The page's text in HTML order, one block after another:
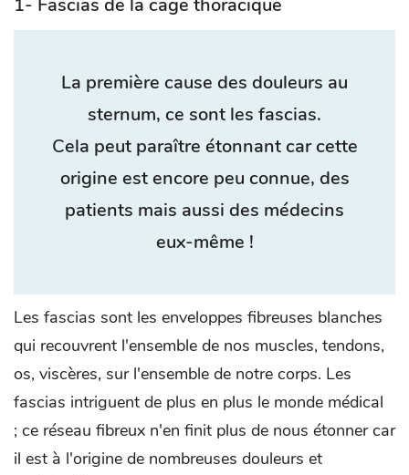
1- Fascias de la cage thoracique
La première cause des douleurs au
sternum, ce sont les fascias.
Cela peut paraître étonnant car cette
origine est encore peu connue, des
patients mais aussi des médecins
eux-même !
Les fascias sont les enveloppes fibreuses blanches
qui recouvrent l'ensemble de nos muscles, tendons,
os, viscères, sur l'ensemble de notre corps. Les
fascias intriguent de plus en plus le monde médical
; ce réseau fibreux n'en finit plus de nous étonner car
il est à l'origine de nombreuses douleurs et